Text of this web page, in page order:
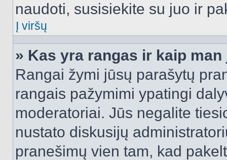
naudoti, susisiekite su juo ir
Į viršų
» Kas yra rangas ir kaip
Rangai žymi jūsų parašytų
rangais pažymimi ypatingi
moderatoriai. Jūs negalite
nustato diskusijų
pranešimų vien tam, kad